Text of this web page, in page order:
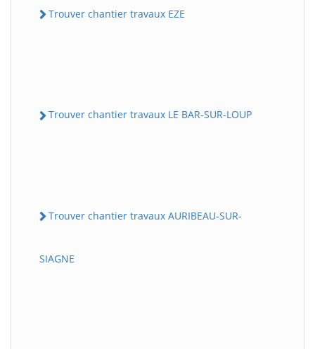
Trouver chantier travaux EZE
Trouver chantier travaux LE BAR-SUR-LOUP
Trouver chantier travaux AURIBEAU-SUR-
SIAGNE